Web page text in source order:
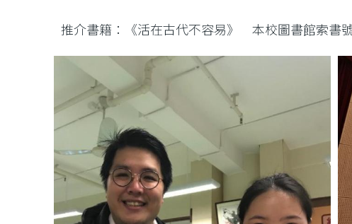
推介書籍：《活在古代不容易》 本校圖書館索書